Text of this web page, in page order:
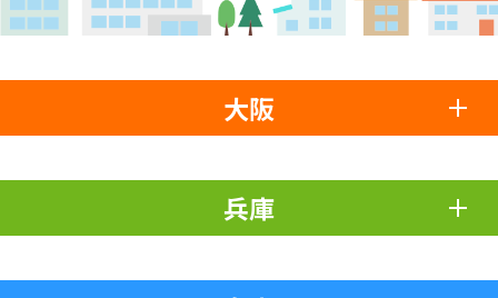
大阪
兵庫